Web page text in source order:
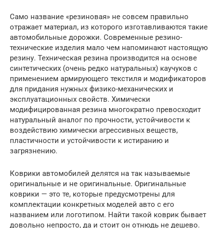
Само название «резиновая» не совсем правильно
отражает материал, из которого изготавливаются такие
автомобильные дорожки. Современные резино-
технические изделия мало чем напоминают настоящую
резину. Техническая резина производится на основе
синтетических (очень редко натуральных) каучуков с
применением армирующего текстиля и модификаторов
для придания нужных физико-механических и
эксплуатационных свойств. Химически
модифицированная резина многократно превосходит
натуральный аналог по прочности, устойчивости к
воздействию химически агрессивных веществ,
пластичности и устойчивости к истиранию и
загрязнению.
Коврики автомобилей делятся на так называемые
оригинальные и не оригинальные. Оригинальные
коврики — это те, которые предусмотрены для
комплектации конкретных моделей авто с его
названием или логотипом. Найти такой коврик бывает
довольно непросто, да и стоит он отнюдь не дешево.